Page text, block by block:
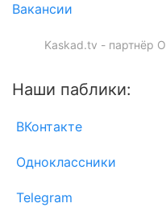
Вакансии
Kaskad.tv - партнёр
Наши паблики:
ВКонтакте
Одноклассники
Telegram